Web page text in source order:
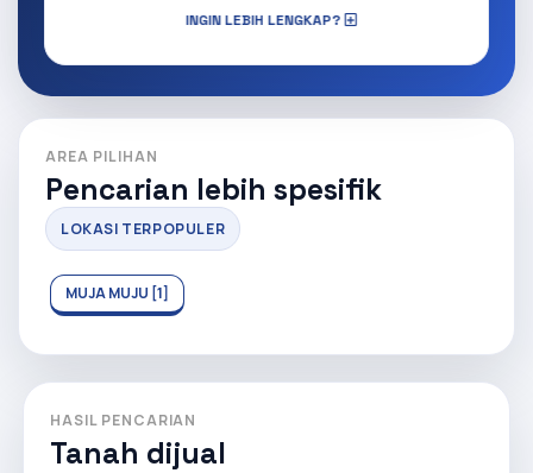
INGIN LEBIH LENGKAP?
AREA PILIHAN
Pencarian lebih spesifik
LOKASI TERPOPULER
MUJA MUJU [1]
HASIL PENCARIAN
Tanah dijual